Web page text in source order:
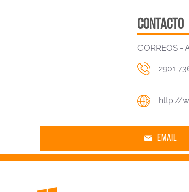
contacto
CORREOS -
2901
http://
email